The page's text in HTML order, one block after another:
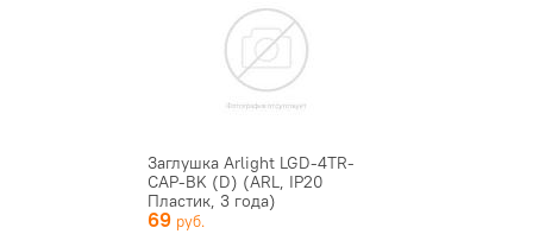
Заглушка Arlight LGD-4TR-
CAP-BK (D) (ARL, IP20
Пластик, 3 года)
69